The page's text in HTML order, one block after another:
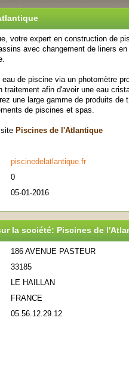
votre expert en construction de
avec changement de liners
de piscine via un photomètre
traitement afin d'avoir une eau
une large gamme de produits de
de piscines et spas.
Piscines de l'Atlantique
piscinedelatlantique.fr
0
05-01-2016
la société: Piscines de
186 AVENUE PASTEUR
33185
LE HAILLAN
FRANCE
05.56.12.29.12